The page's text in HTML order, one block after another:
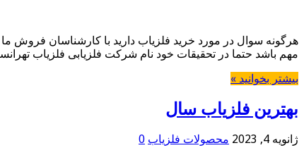
مهم باشد حتما در تحقیقات خود نام شرکت فلزیابی فلزیاب
بیشتر بخوانید »
بهترین فلزیاب سال
ژانویه 4, 2023 محصولات فلزیاب 0